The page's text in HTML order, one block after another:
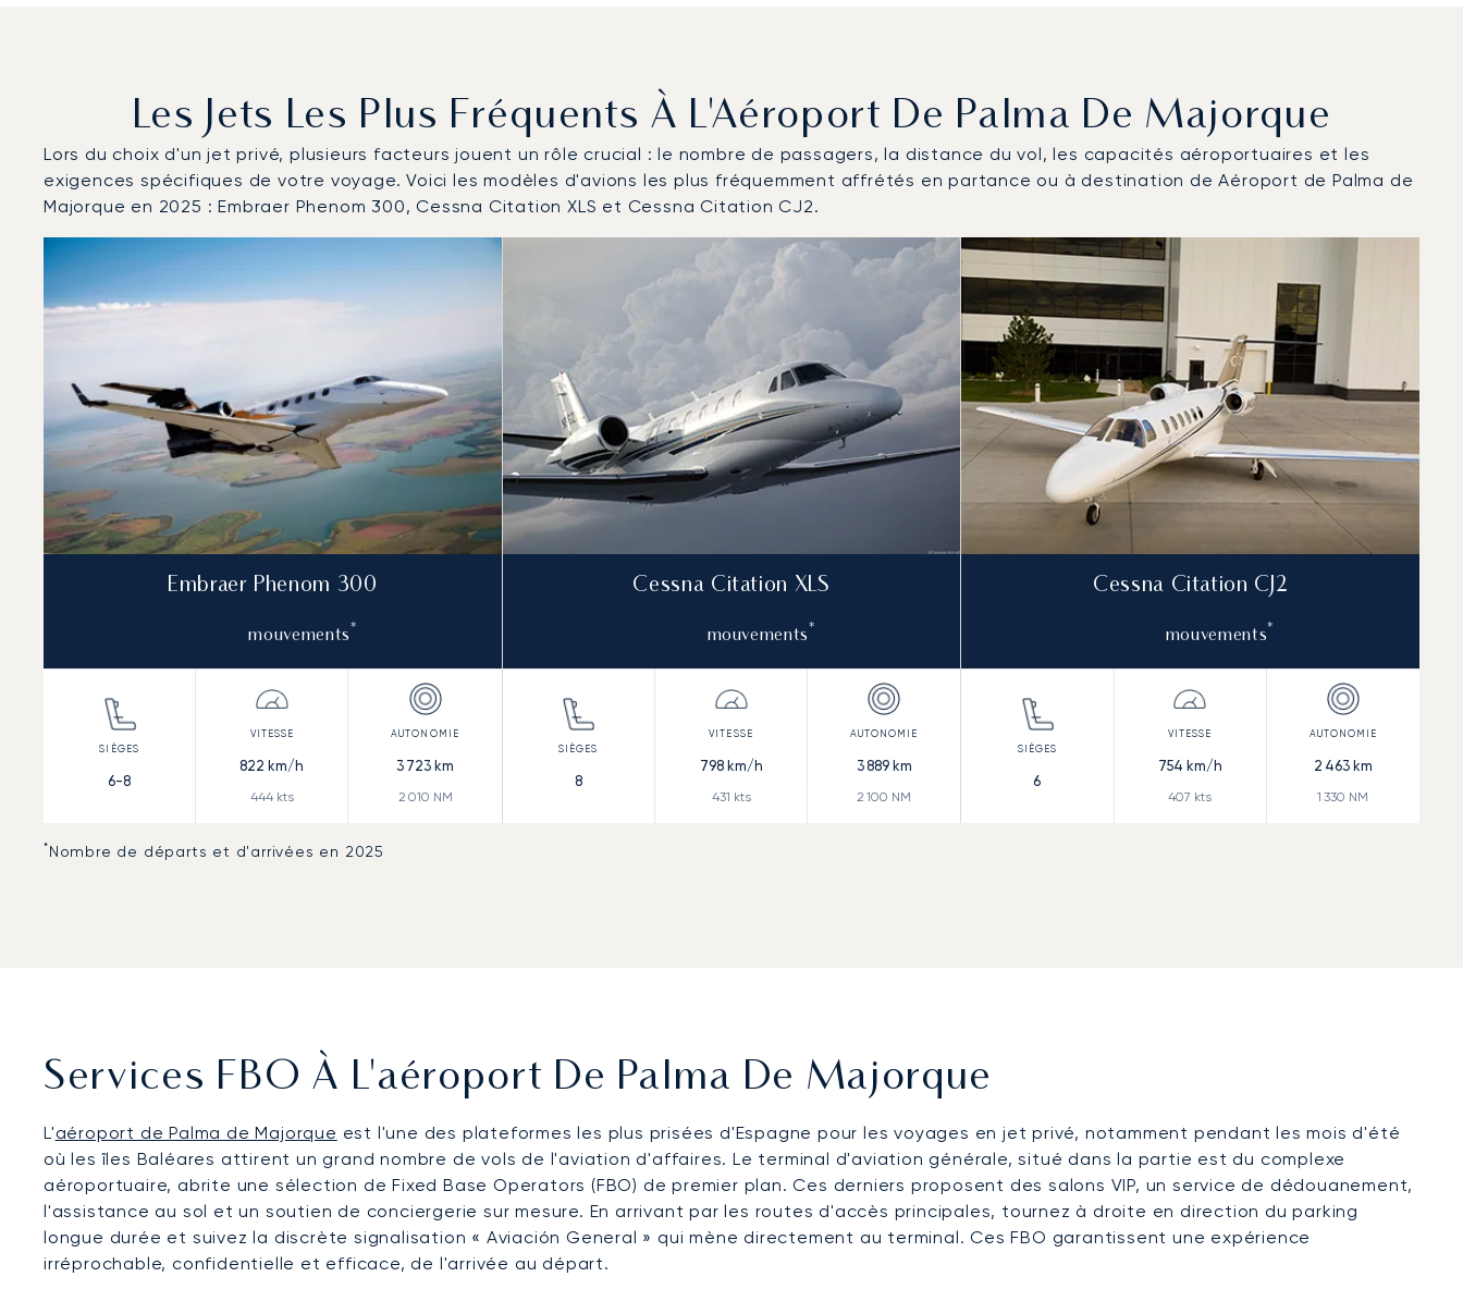
Les Jets Les Plus Fréquents À L'Aéroport De Palma De Majorque
Lors du choix d'un jet privé, plusieurs facteurs jouent un rôle crucial : le nombre de passagers, la distance du vol, les capacités aéroportuaires et les
exigences spécifiques de votre voyage. Voici les modèles d'avions les plus fréquemment affrétés en partance ou à destination de Aéroport de Palma de
Majorque en 2025 : Embraer Phenom 300, Cessna Citation XLS et Cessna Citation CJ2.
Aéroport de Palma de Majorque : Les 3 modèles d'aéronefs les plus fréquentés en nombre de mouvements en 2025
Photo de l'aéronefModèle d'aéronef
Mouvements en 2025
Sièges
Vitesse (km/h)
Vitesse (nœuds)
Autonomie (km)
Autonomie (NM)
Embraer Phenom 300
mouvements *
6-8
822 km/h
444kts
3 723 km
2 010 NM
Cessna Citation XLS
mouvements *
8
798km/h
431 kts
3 889km
2 100 NM
Cessna Citation CJ2
mouvements *
6
754 km/h
407 kts
2 463km
1 330 NM
*Nombre de départs et d'arrivées en 2025
Services FBO À L'aéroport De Palma De Majorque
L'aéroport de Palma de Majorque est l'une des plateformes les plus prisées d'Espagne pour les voyages en jet privé, notamment pendant les mois d'été
où les îles Baléares attirent un grand nombre de vols de l'aviation d'affaires. Le terminal d'aviation générale, situé dans la partie est du complexe
aéroportuaire, abrite une sélection de Fixed Base Operators (FBO) de premier plan. Ces derniers proposent des salons VIP, un service de dédouanement,
l'assistance au sol et un soutien de conciergerie sur mesure. En arrivant par les routes d'accès principales, tournez à droite en direction du parking
longue durée et suivez la discrète signalisation « Aviación General » qui mène directement au terminal. Ces FBO garantissent une expérience
irréprochable, confidentielle et efficace, de l'arrivée au départ.